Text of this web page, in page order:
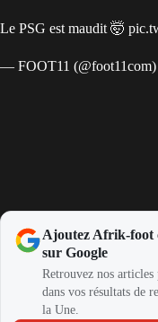
Le PSG est maudit 🤯
— FOOT11 (@foot11com)
Ajoutez Afrik-foot
sur Google
Retrouvez nos
dans vos résultats de
la Une.